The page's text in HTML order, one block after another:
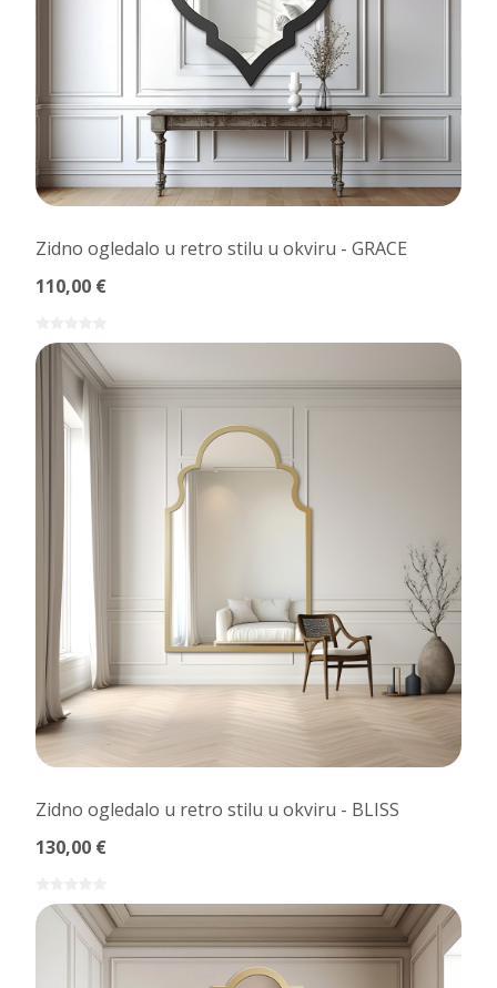
Zidno ogledalo u retro stilu u okviru - GRACE
110,00 €
Zidno ogledalo u retro stilu u okviru - BLISS
130,00 €